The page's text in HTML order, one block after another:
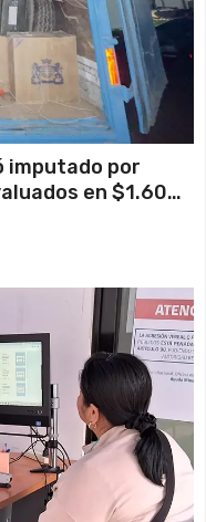
imputado por
en $1.600